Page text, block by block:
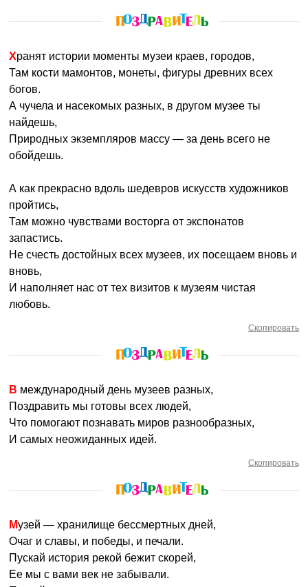
Хранят истории моменты музеи краев, городов,
Там кости мамонтов, монеты, фигуры древних всех
богов.
А чучела и насекомых разных, в другом музее ты
найдешь,
Природных экземпляров массу — за день всего не
обойдешь.
А как прекрасно вдоль шедевров искусств художников
пройтись,
Там можно чувствами восторга от экспонатов
запастись.
Не счесть достойных всех музеев, их посещаем вновь и
вновь,
И наполняет нас от тех визитов к музеям чистая
любовь.
Скопировать
В международный день музеев разных,
Поздравить мы готовы всех людей,
Что помогают познавать миров разнообразных,
И самых неожиданных идей.
Скопировать
Музей — хранилище бессмертных дней,
Очаг и славы, и победы, и печали.
Пускай история рекой бежит скорей,
Ее мы с вами век не забывали.